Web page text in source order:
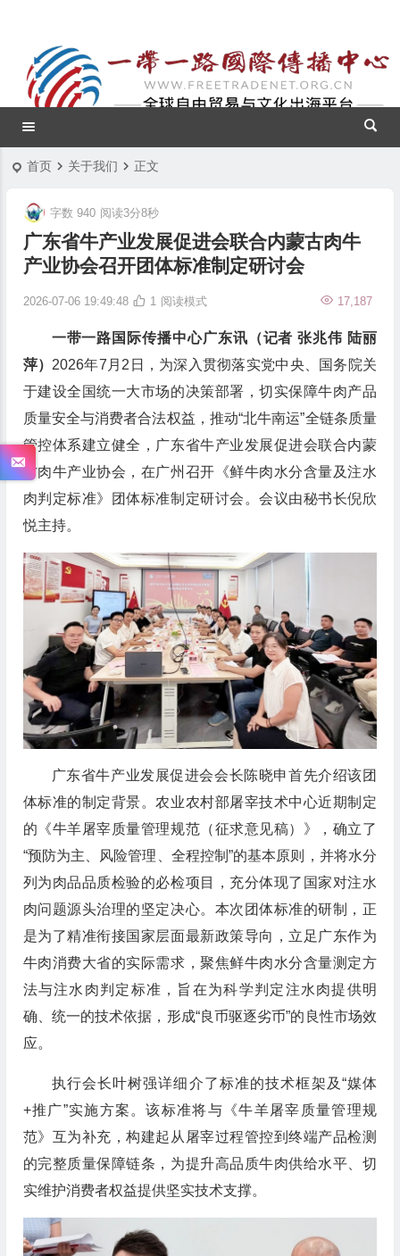
首页 关于我们 正文
广东省牛产业发展促进会联合内蒙古肉牛
产业协会召开团体标准制定研讨会
2026-07-06 19:49:48 17,187
1
字数 940 阅读3分8秒
阅读模式
一带一路国际传播中心广东讯（记者 张兆伟 陆丽
萍） 2026年7月2日，为深入贯彻落实党中央、国务院关
于建设全国统一大市场的决策部署，切实保障牛肉产品
质量安全与消费者合法权益，推动“北牛南运”全链条质量
管控体系建立健全，广东省牛产业发展促进会联合内蒙
古肉牛产业协会，在广州召开《鲜牛肉水分含量及注水
肉判定标准》团体标准制定研讨会。会议由秘书长倪欣
悦主持。
广东省牛产业发展促进会会长陈晓申首先介绍该团
体标准的制定背景。农业农村部屠宰技术中心近期制定
的《牛羊屠宰质量管理规范（征求意见稿）》，确立了
“预防为主、风险管理、全程控制”的基本原则，并将水分
列为肉品品质检验的必检项目，充分体现了国家对注水
肉问题源头治理的坚定决心。本次团体标准的研制，正
是为了精准衔接国家层面最新政策导向，立足广东作为
牛肉消费大省的实际需求，聚焦鲜牛肉水分含量测定方
法与注水肉判定标准，旨在为科学判定注水肉提供明
确、统一的技术依据，形成“良币驱逐劣币”的良性市场效
应。
执行会长叶树强详细介了标准的技术框架及“媒体
+推广”实施方案。该标准将与《牛羊屠宰质量管理规
范》互为补充，构建起从屠宰过程管控到终端产品检测
的完整质量保障链条，为提升高品质牛肉供给水平、切
实维护消费者权益提供坚实技术支撑。